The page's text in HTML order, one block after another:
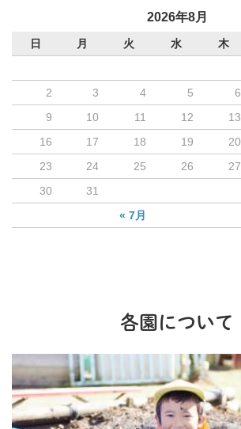
2026年8月
日 月 火 水 木
« 7月
2
3 4 5 6
9
10 11 12 13
16
17 18 19 20
23
24 25 26 27
30
31
各園について